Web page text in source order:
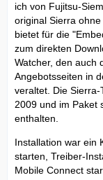
ich von Fujitsu-
original Sierra
bietet für die
zum direkten
Watcher, den auch
Angebotsseiten in
veraltet. Die
2009 und im Paket
enthalten.
Installation war ein
starten, Treiber-
Mobile Connect